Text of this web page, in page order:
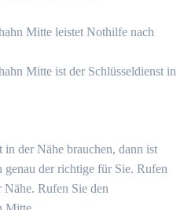
Mitte leistet Nothilfe nach
Mitte ist der Schlüsseldienst in
in der Nähe brauchen, dann ist
genau der richtige für Sie. Rufen
Nähe. Rufen Sie den